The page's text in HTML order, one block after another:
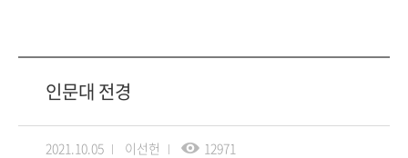
인문대 전경
2021.10.05 이선헌 12971